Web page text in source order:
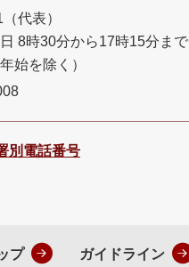
代表）
8時30分から17時15分まで
始を除く）
別電話番号
プ ガイドライン